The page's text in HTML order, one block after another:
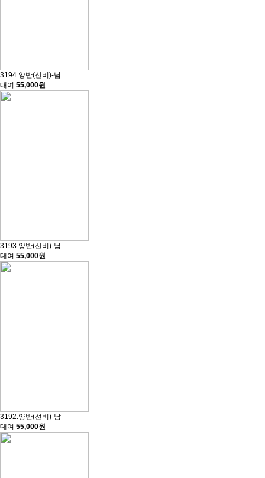
3194.양반(선비)-남
대여 55,000원
3193.양반(선비)-남
대여 55,000원
3192.양반(선비)-남
대여 55,000원